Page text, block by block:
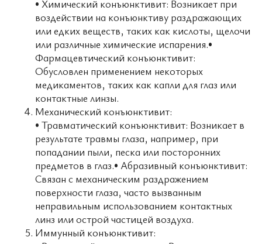
• Химический конъюнктивит: Возникает при
воздействии на конъюнктиву раздражающих
или едких веществ, таких как кислоты, щелочи
или различные химические испарения.•
Фармацевтический конъюнктивит:
Обусловлен применением некоторых
медикаментов, таких как капли для глаз или
контактные линзы.
Механический конъюнктивит:
• Травматический конъюнктивит: Возникает в
результате травмы глаза, например, при
попадании пыли, песка или посторонних
предметов в глаз.• Абразивный конъюнктивит:
Связан с механическим раздражением
поверхности глаза, часто вызванным
неправильным использованием контактных
линз или острой частицей воздуха.
Иммунный конъюнктивит: